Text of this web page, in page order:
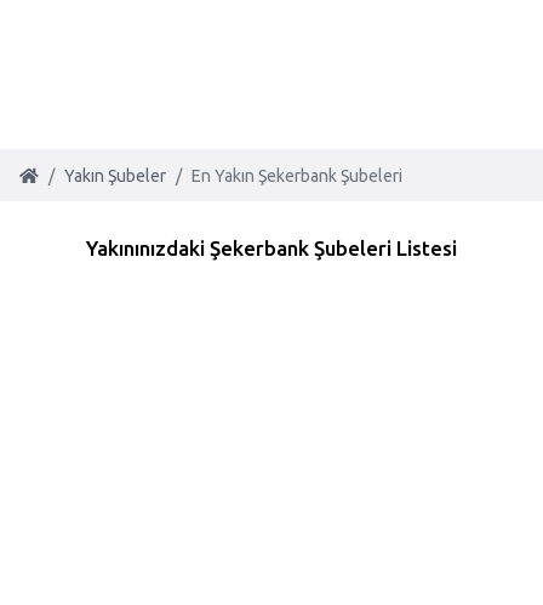
Yakın Şubeler En Yakın Şekerbank Şubeleri
Yakınınızdaki Şekerbank Şubeleri Listesi